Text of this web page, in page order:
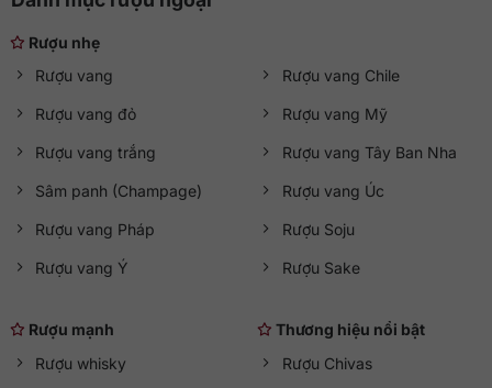
Rượu nhẹ
Rượu vang
Rượu vang đỏ
Rượu vang trắng
Sâm panh (Champage)
Rượu vang Pháp
Rượu vang Ý
Rượu vang Chile
Rượu vang Mỹ
Rượu vang Tây Ban Nha
Rượu vang Úc
Rượu Soju
Rượu Sake
Rượu mạnh
Rượu whisky
Thương hiệu nổi bật
Rượu Chivas